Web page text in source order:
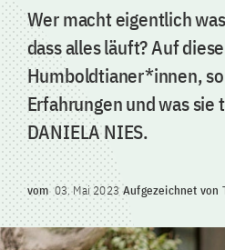
Wer macht eigentlich
dass alles läuft? Auf
Humboldtianer*innen,
Erfahrungen und was
DANIELA NIES.
vom 03. Mai 2023 Aufgezeichnet von